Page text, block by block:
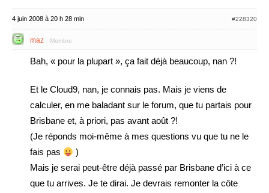
4 juin 2008 à 20 h 28 min #228320
maz Membre
Bah, « pour la plupart », ça fait déjà beaucoup, nan ?!
Et le Cloud9, nan, je connais pas. Mais je viens de
calculer, en me baladant sur le forum, que tu partais pour
Brisbane et, à priori, pas avant août ?!
(Je réponds moi-même à mes questions vu que tu ne le
fais pas
)
Mais je serai peut-être déjà passé par Brisbane d’ici à ce
que tu arrives. Je te dirai. Je devrais remonter la côte